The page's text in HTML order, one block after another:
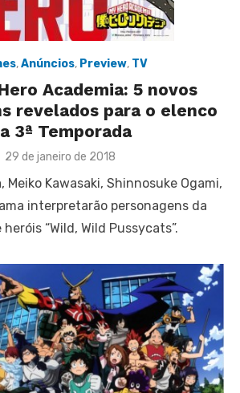
,Anúncios, Preview, TV
Academia: 5 novos
revelados para o elenco
3ª Temporada
Posted
29 de janeiro de 2018
Meiko Kawasaki, Shinnosuke Ogami,
interpretarão personagens da
“Wild, Wild Pussycats”.